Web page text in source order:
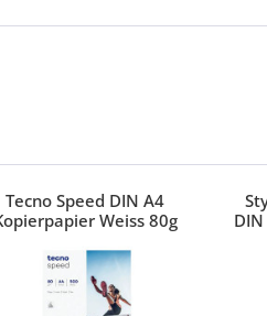
Tecno Speed DIN A4
Weiss 80g